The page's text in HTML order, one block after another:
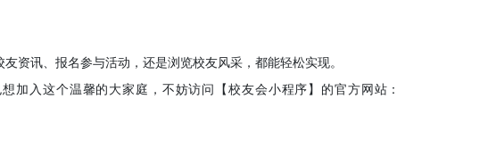
资讯、报名参与活动，还是浏览校友风采，都能轻松实现。
加入这个温馨的大家庭，不妨访问【校友会小程序】的官方网站：